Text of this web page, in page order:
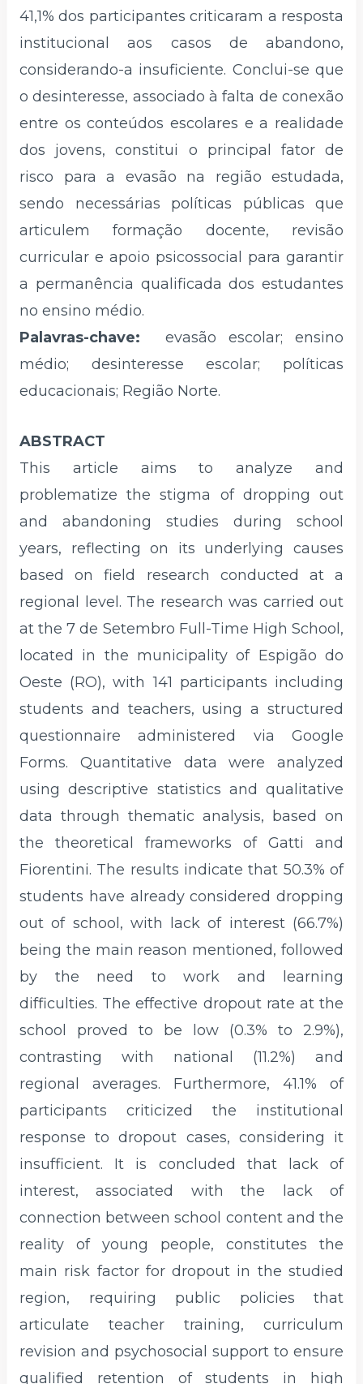
41,1% dos participantes criticaram a resposta
institucional aos casos de abandono,
considerando-a insuficiente. Conclui-se que
o desinteresse, associado à falta de conexão
entre os conteúdos escolares e a realidade
dos jovens, constitui o principal fator de
risco para a evasão na região estudada,
sendo necessárias políticas públicas que
articulem formação docente, revisão
curricular e apoio psicossocial para garantir
a permanência qualificada dos estudantes
no ensino médio.
Palavras-chave: evasão escolar; ensino
médio; desinteresse escolar; políticas
educacionais; Região Norte.
ABSTRACT
This article aims to analyze and
problematize the stigma of dropping out
and abandoning studies during school
years, reflecting on its underlying causes
based on field research conducted at a
regional level. The research was carried out
at the 7 de Setembro Full-Time High School,
located in the municipality of Espigão do
Oeste (RO), with 141 participants including
students and teachers, using a structured
questionnaire administered via Google
Forms. Quantitative data were analyzed
using descriptive statistics and qualitative
data through thematic analysis, based on
the theoretical frameworks of Gatti and
Fiorentini. The results indicate that 50.3% of
students have already considered dropping
out of school, with lack of interest (66.7%)
being the main reason mentioned, followed
by the need to work and learning
difficulties. The effective dropout rate at the
school proved to be low (0.3% to 2.9%),
contrasting with national (11.2%) and
regional averages. Furthermore, 41.1% of
participants criticized the institutional
response to dropout cases, considering it
insufficient. It is concluded that lack of
interest, associated with the lack of
connection between school content and the
reality of young people, constitutes the
main risk factor for dropout in the studied
region, requiring public policies that
articulate teacher training, curriculum
revision and psychosocial support to ensure
qualified retention of students in high